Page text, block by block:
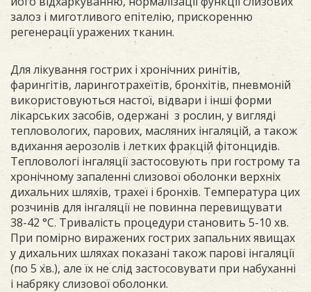
залоз і миготливого епітелію, прискоренню
регенерації уражених тканин.
Для лікування гострих і хронічних ринітів,
фарингітів, ларинготрахеїтів, бронхітів, пневмоній
використовуються настої, відвари і інші форми
лікарських засобів, одержані з рослин, у вигляді
тепловологих, парових, масляних інгаляцій, а також
вдихання аерозолів і летких фракцій фітонцидів.
Тепловологі інгаляції застосовують при гострому та
хронічному запаленні слизової оболонки верхніх
дихальних шляхів, трахеї і бронхів. Температура цих
розчинів для інгаляції не повинна перевищувати
38-42 °С. Тривалість процедури становить 5-10 хв.
При помірно виражених гострих запальних явищах
у дихальних шляхах показані також парові інгаляції
(по 5 хв.), але їх не слід застосовувати при набуханні
і набряку слизової оболонки.